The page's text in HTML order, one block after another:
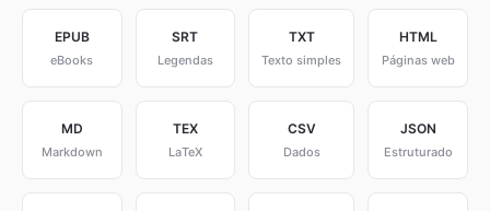
EPUB
eBooks
SRT
Legendas
TXT
Texto simples
HTML
Páginas web
MD
Markdown
TEX
LaTeX
CSV
Dados
JSON
Estruturado